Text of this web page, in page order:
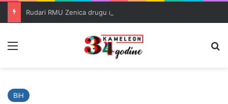
BiH